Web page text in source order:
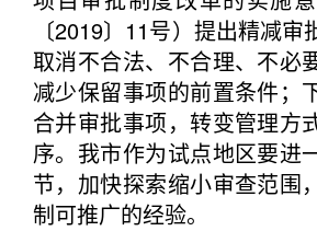
〔2019〕11号）提出精减审
取消不合法、不合理、不必
减少保留事项的前置条件；
合并审批事项，转变管理方
序。我市作为试点地区要进
节，加快探索缩小审查范围
制可推广的经验。